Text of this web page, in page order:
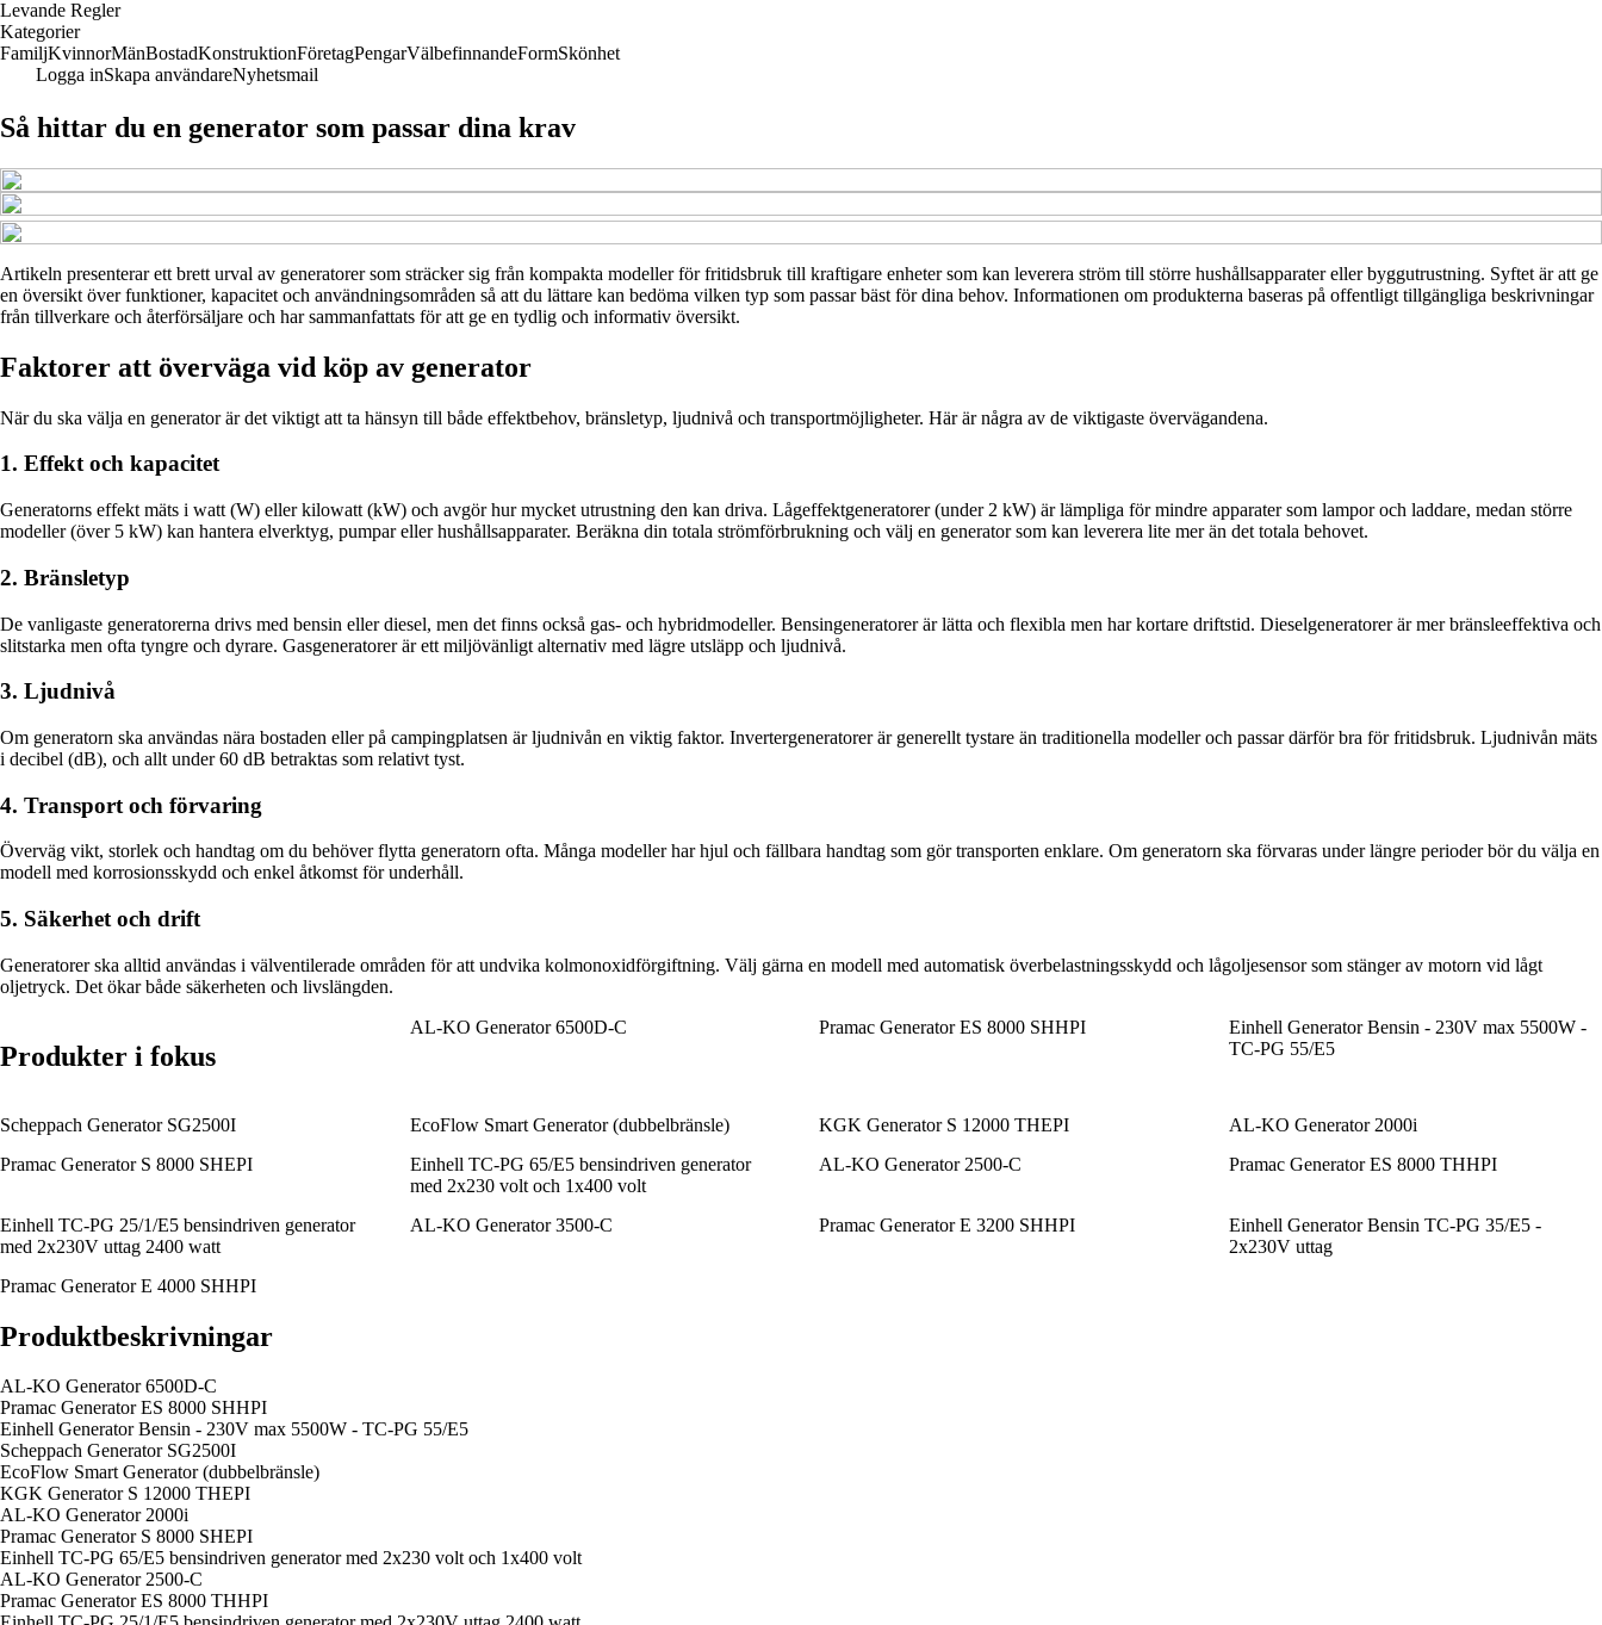
Levande Regler
Kategorier
FamiljKvinnorMänBostadKonstruktionFöretagPengarVälbefinnandeFormSkönhet
Logga inSkapa användareNyhetsmail
Så hittar du en generator som passar dina krav
Artikeln presenterar ett brett urval av generatorer som sträcker sig från kompakta modeller för fritidsbruk till kraftigare enheter som kan leverera ström till större hushållsapparater eller byggutrustning. Syftet är att ge
en översikt över funktioner, kapacitet och användningsområden så att du lättare kan bedöma vilken typ som passar bäst för dina behov. Informationen om produkterna baseras på offentligt tillgängliga beskrivningar
från tillverkare och återförsäljare och har sammanfattats för att ge en tydlig och informativ översikt.
Faktorer att överväga vid köp av generator
När du ska välja en generator är det viktigt att ta hänsyn till både effektbehov, bränsletyp, ljudnivå och transportmöjligheter. Här är några av de viktigaste övervägandena.
1. Effekt och kapacitet
Generatorns effekt mäts i watt (W) eller kilowatt (kW) och avgör hur mycket utrustning den kan driva. Låg­effektgeneratorer (under 2 kW) är lämpliga för mindre apparater som lampor och laddare, medan större
modeller (över 5 kW) kan hantera elverktyg, pumpar eller hushållsapparater. Beräkna din totala strömförbrukning och välj en generator som kan leverera lite mer än det totala behovet.
2. Bränsletyp
De vanligaste generatorerna drivs med bensin eller diesel, men det finns också gas- och hybridmodeller. Bensingeneratorer är lätta och flexibla men har kortare driftstid. Dieselgeneratorer är mer bränsleeffektiva och
slitstarka men ofta tyngre och dyrare. Gasgeneratorer är ett miljövänligt alternativ med lägre utsläpp och ljudnivå.
3. Ljudnivå
Om generatorn ska användas nära bostaden eller på campingplatsen är ljudnivån en viktig faktor. Invertergeneratorer är generellt tystare än traditionella modeller och passar därför bra för fritidsbruk. Ljudnivån mäts
i decibel (dB), och allt under 60 dB betraktas som relativt tyst.
4. Transport och förvaring
Överväg vikt, storlek och handtag om du behöver flytta generatorn ofta. Många modeller har hjul och fällbara handtag som gör transporten enklare. Om generatorn ska förvaras under längre perioder bör du välja en
modell med korrosionsskydd och enkel åtkomst för underhåll.
5. Säkerhet och drift
Generatorer ska alltid användas i välventilerade områden för att undvika kolmonoxidförgiftning. Välj gärna en modell med automatisk överbelastningsskydd och låg­oljesensor som stänger av motorn vid lågt
oljetryck. Det ökar både säkerheten och livslängden.
Produkter i fokus
AL-KO Generator 6500D-C Pramac Generator ES 8000 SHHPI
Einhell Generator Bensin - 230V max 5500W -
TC-PG 55/E5
Scheppach Generator SG2500I EcoFlow Smart Generator (dubbelbränsle) KGK Generator S 12000 THEPI
AL-KO Generator 2000i
Pramac Generator S 8000 SHEPI
Einhell TC-PG 65/E5 bensindriven generator
med 2x230 volt och 1x400 volt
AL-KO Generator 2500-C Pramac Generator ES 8000 THHPI
Einhell TC-PG 25/1/E5 bensindriven generator
med 2x230V uttag 2400 watt
AL-KO Generator 3500-C Pramac Generator E 3200 SHHPI
Einhell Generator Bensin TC-PG 35/E5 -
2x230V uttag
Pramac Generator E 4000 SHHPI
Produktbeskrivningar
AL-KO Generator 6500D-C
Pramac Generator ES 8000 SHHPI
Einhell Generator Bensin - 230V max 5500W - TC-PG 55/E5
Scheppach Generator SG2500I
EcoFlow Smart Generator (dubbelbränsle)
KGK Generator S 12000 THEPI
AL-KO Generator 2000i
Pramac Generator S 8000 SHEPI
Einhell TC-PG 65/E5 bensindriven generator med 2x230 volt och 1x400 volt
AL-KO Generator 2500-C
Pramac Generator ES 8000 THHPI